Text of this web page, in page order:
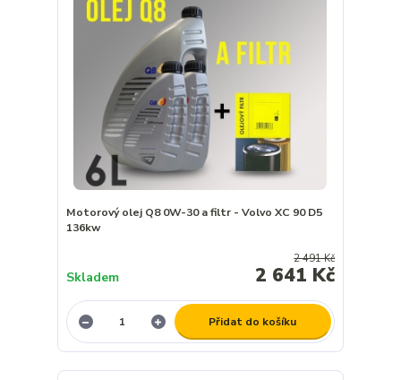
Motorový olej Q8 0W-30 a filtr - Volvo XC 90 D5
136kw
2 491 Kč
2 641 Kč
Skladem
Přidat do košíku